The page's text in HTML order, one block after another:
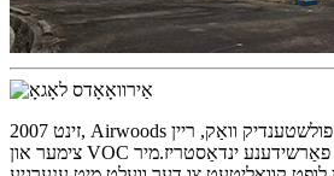
זינט 2007, Airwoods דעדאַקייטאַד צו צושטעלן פולשטענדיק וואַק, ריין
צימער און VOC באַהאַנדלונג סאַלושאַנז צו פאַרשידענע ינדאַסטריז.מיר